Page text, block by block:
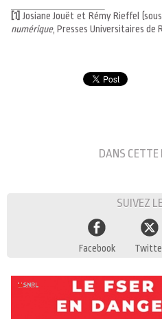
[1] Josiane Jouët et Rémy Rieffel
numérique, Presses Universitaires de
DANS CETTE
SUIVEZ
Facebook